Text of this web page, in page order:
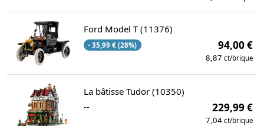
Ford Model T (11376)
- 35,99 € (28%) 94,00 €
8,87 ct/brique
La bâtisse Tudor (10350)
--
229,99 €
7,04 ct/brique